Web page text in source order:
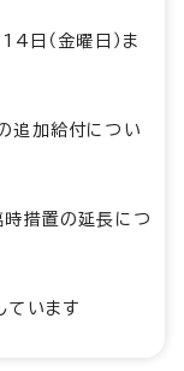
日（金曜日）ま
追加給付につい
時措置の延長につ
ています